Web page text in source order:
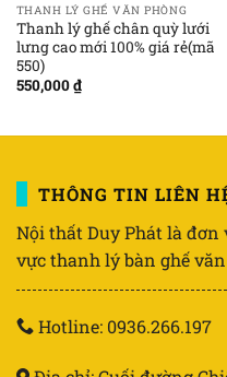
THANH LÝ GHẾ VĂN PHÒNG
Thanh lý ghế chân quỳ lưới
lưng cao mới 100% giá rẻ(mã
550)
550,000₫
THÔNG TIN LIÊN
Nội thất Duy Phát là
vực thanh lý bàn ghế
Hotline: 0936.266.197